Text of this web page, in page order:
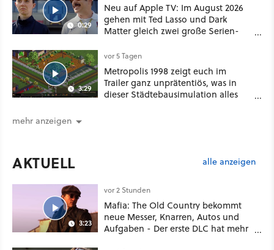
0:29
Neu auf Apple TV: Im August 2026
gehen mit Ted Lasso und Dark
Matter gleich zwei große Serien-
3:29
vor 5 Tagen
Metropolis 1998 zeigt euch im
Trailer ganz unprätentiös, was in
dieser Städtebausimulation alles
mehr anzeigen
AKTUELL alle anzeigen
3:23
vor 2 Stunden
Mafia: The Old Country bekommt
neue Messer, Knarren, Autos und
Aufgaben - Der erste DLC hat mehr